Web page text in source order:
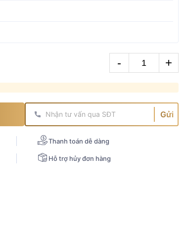
- +
Gửi
Thanh toán dễ dàng
Hỗ trợ hủy đơn hàng